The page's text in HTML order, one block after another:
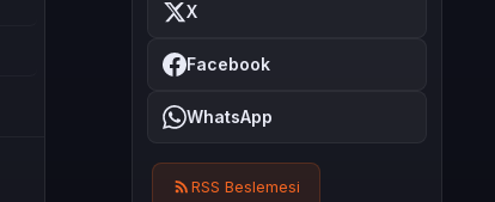
X
Facebook
WhatsApp
RSS Beslemesi